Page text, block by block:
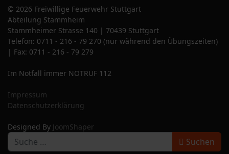
© 2026 Freiwillige Feuerwehr Stuttgart
Abteilung Stammheim
Stammheimer Strasse 140 | 70439 Stuttgart
Telefon: 0711 - 216 - 79 270 (nur während den Übungszeiten)
| Fax: 0711 - 216 - 79 279
Im Notfall immer NOTRUF 112
Impressum
Datenschutzerklärung
Designed By JoomShaper
Suchen